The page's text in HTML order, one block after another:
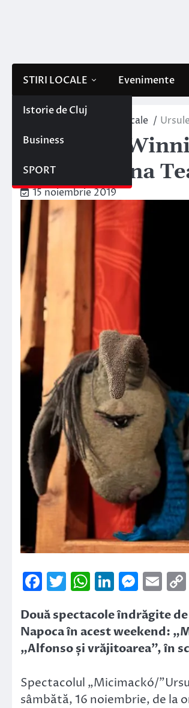
STIRI LOCALE
Istorie de Cluj
Business
SPORT
Evenimente
Evenimente locale
Ursulețul
nou pe scena
15 noiembrie 2019
Facebook
Twitter
WhatsApp
LinkedIn
Două spectacole îndrăgite
Napoca în acest weekend:
„Alfonso și vrăjitoarea”, în
Spectacolul „Micimackó/
sâmbătă, 16 noiembrie, de la